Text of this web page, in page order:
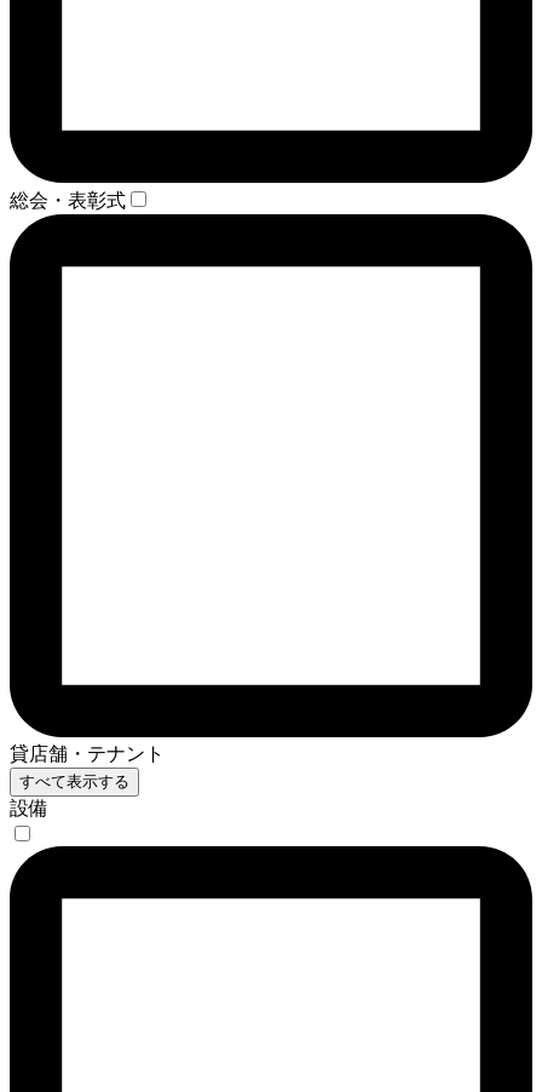
総会・表彰式
貸店舗・テナント
すべて表示する
設備